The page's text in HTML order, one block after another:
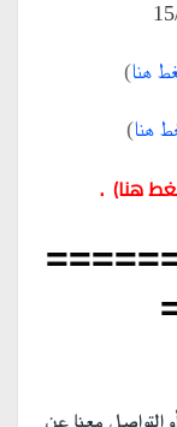
هنا)
هنا)
هنا)
.
التواصل معنا عن